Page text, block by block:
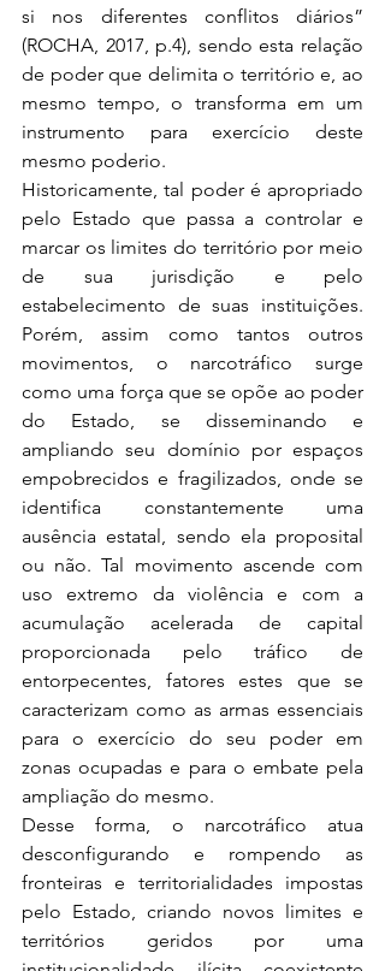
si nos diferentes conflitos diários”
(ROCHA, 2017, p.4), sendo esta relação
de poder que delimita o território e, ao
mesmo tempo, o transforma em um
instrumento para exercício deste
mesmo poderio.
Historicamente, tal poder é apropriado
pelo Estado que passa a controlar e
marcar os limites do território por meio
de sua jurisdição e pelo
estabelecimento de suas instituições.
Porém, assim como tantos outros
movimentos, o narcotráfico surge
como uma força que se opõe ao poder
do Estado, se disseminando e
ampliando seu domínio por espaços
empobrecidos e fragilizados, onde se
identifica constantemente uma
ausência estatal, sendo ela proposital
ou não. Tal movimento ascende com
uso extremo da violência e com a
acumulação acelerada de capital
proporcionada pelo tráfico de
entorpecentes, fatores estes que se
caracterizam como as armas essenciais
para o exercício do seu poder em
zonas ocupadas e para o embate pela
ampliação do mesmo.
Desse forma, o narcotráfico atua
desconfigurando e rompendo as
fronteiras e territorialidades impostas
pelo Estado, criando novos limites e
territórios geridos por uma